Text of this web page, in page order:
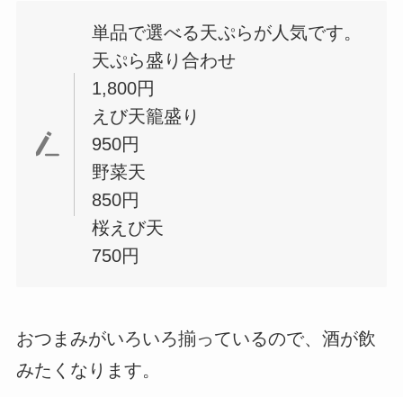
単品で選べる天ぷらが人気です。
天ぷら盛り合わせ
1,800円
えび天籠盛り
950円
野菜天
850円
桜えび天
750円
おつまみがいろいろ揃っているので、酒が飲
みたくなります。